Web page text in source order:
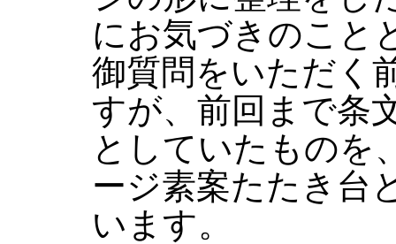
にお気づきのこと
御質問をいただく
すが、前回まで条
としていたものを
ージ素案たたき台
います。